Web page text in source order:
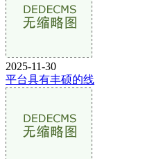
2025-11-30
平台具有丰硕的线